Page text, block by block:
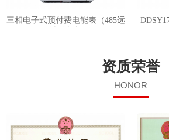
三相电子式预付费电能表（485远
传控制型）
资质荣誉
HONOR